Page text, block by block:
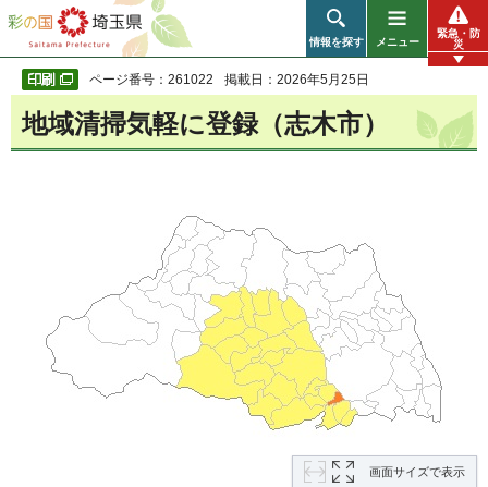
彩の国 埼玉県
情報を探す メニュー
緊急・防
災
ページ番号：261022 掲載日：2026年5月25日
地域清掃気軽に登録（志木市）
画面サイズで表示